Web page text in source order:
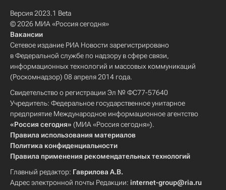
Версия 2023.1 Beta
© 2026 МИА «Россия сегодня»
Вакансии
Сетевое издание РИА Новости зарегистрировано
в Федеральной службе по надзору в сфере связи,
информационных технологий и массовых коммуникаций
(Роскомнадзор) 08 апреля 2014 года.
Свидетельство о регистрации Эл № ФС77-57640
Учредитель: Федеральное государственное унитарное
предприятие Международное информационное агентство
«Россия сегодня» (МИА «Россия сегодня»).
Правила использования материалов
Политика конфиденциальности
Правила применения рекомендательных технологий
Главный редактор: Гаврилова А.В.
Адрес электронной почты Редакции: internet-group@ria.ru